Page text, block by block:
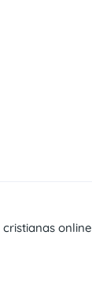
cristianas online